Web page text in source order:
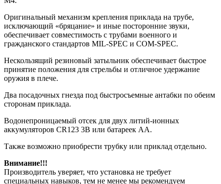
Оригинальный механизм крепления приклада на трубе,
исключающий «бряцание» и иные посторонние звуки,
обеспечивает совместимость с трубами военного и
гражданского стандартов MIL-SPEC и COM-SPEC.
Нескользящий резиновый затыльник обеспечивает быстрое
принятие положения для стрельбы и отличное удержание
оружия в плече.
Два посадочных гнезда под быстросъемные антабки по обеим
сторонам приклада.
Водонепроницаемый отсек для двух литий-ионных
аккумуляторов CR123 3В или батареек AA.
Также возможно приобрести трубку или приклад отдельно.
Внимание!!!
Производитель уверяет, что установка не требует
специальных навыков, тем не менее мы рекомендуем